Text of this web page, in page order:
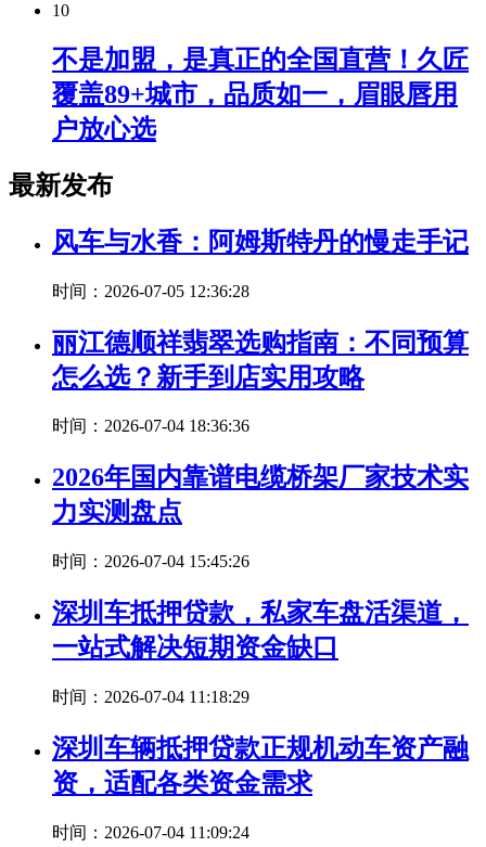
10
不是加盟，是真正的全国直营！久匠
覆盖89+城市，品质如一，眉眼唇用
户放心选
最新发布
风车与水香：阿姆斯特丹的慢走手记
时间：2026-07-05 12:36:28
丽江德顺祥翡翠选购指南：不同预算
怎么选？新手到店实用攻略
时间：2026-07-04 18:36:36
2026年国内靠谱电缆桥架厂家技术实
力实测盘点
时间：2026-07-04 15:45:26
深圳车抵押贷款，私家车盘活渠道，
一站式解决短期资金缺口
时间：2026-07-04 11:18:29
深圳车辆抵押贷款正规机动车资产融
资，适配各类资金需求
时间：2026-07-04 11:09:24